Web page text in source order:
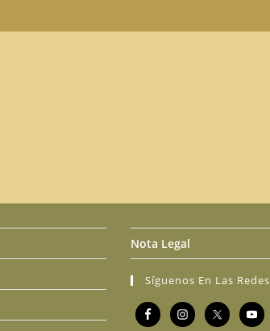
Nota Legal
Síguenos En Las Redes